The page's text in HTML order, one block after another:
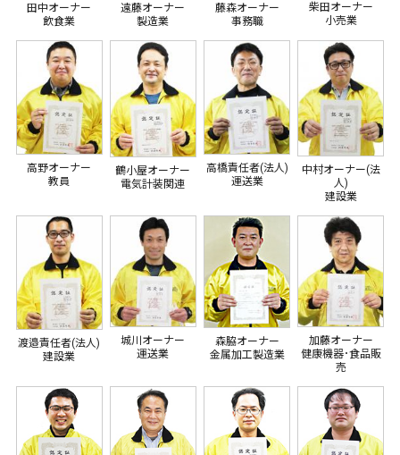
田中オーナー
飲食業
遠藤オーナー
製造業
藤森オーナー
事務職
柴田オーナー
小売業
高野オーナー
教員
鶴小屋オーナー
電気計装関連
高橋責任者(法人)
運送業
中村オーナー(法
人)
建設業
渡邉責任者(法人)
建設業
城川オーナー
運送業
森脇オーナー
金属加工製造業
加藤オーナー
健康機器･食品販
売